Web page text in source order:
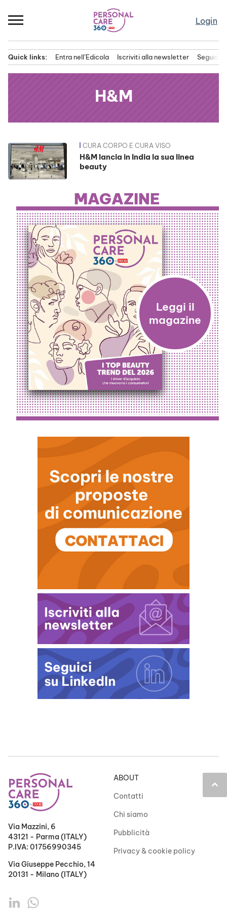
al
Login
principale
Quick links: Entra nell’Edicola Iscriviti alla newsletter Seguici
H&M
News CURA CORPO E CURA VISO
H&M lancia in India la sua linea
beauty
MAGAZINE
keyboard_arrow_up
Via Mazzini, 6
43121 - Parma (ITALY)
P.IVA: 01756990345
Via Giuseppe Pecchio, 14
20131 - Milano (ITALY)
ABOUT
Contatti
Chi siamo
Pubblicità
Privacy & cookie policy